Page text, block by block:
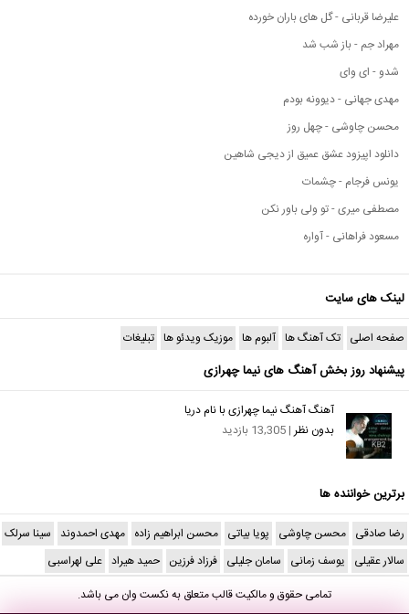
علیرضا قربانی - گل های باران خورده
مهراد جم - باز شب شد
شدو - ای وای
مهدی جهانی - دیوونه بودم
محسن چاوشی - چهل روز
دانلود اپیزود عشق عمیق از دیجی شاهین
یونس فرجام - چشمات
مصطفی میری - تو ولی باور نکن
مسعود فراهانی - آواره
لینک های سایت
صفحه اصلی تک آهنگ ها آلبوم ها موزیک ویدئو ها تبلیغات
پیشنهاد روز بخش آهنگ های نیما چهرازی
آهنگ آهنگ نیما چهرازی با نام دریا
بدون نظر | 13,305 بازدید
برترین خواننده ها
رضا صادقی محسن چاوشی پویا بیاتی محسن ابراهیم زاده مهدی احمدوند سینا سرلک
سالار عقیلی یوسف زمانی سامان جلیلی فرزاد فرزین حمید هیراد علی لهراسبی
تمامی حقوق و مالکیت قالب متعلق بهنکست وانمی باشد.